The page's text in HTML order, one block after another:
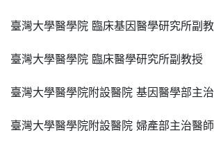
臺灣大學醫學院 臨床基因醫學研究所副
臺灣大學醫學院 臨床醫學研究所副教授
臺灣大學醫學院附設醫院 基因醫學部主
臺灣大學醫學院附設醫院 婦產部主治醫師